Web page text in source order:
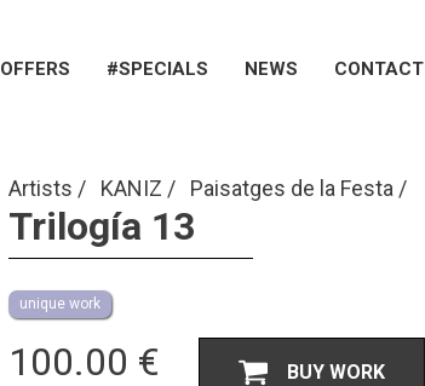
OFFERS #SPECIALS NEWS CONTACT
Artists KANIZ Paisatges de la Festa
Trilogía 13
unique work
100.00 € BUY WORK